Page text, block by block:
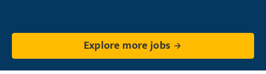
Explore more jobs